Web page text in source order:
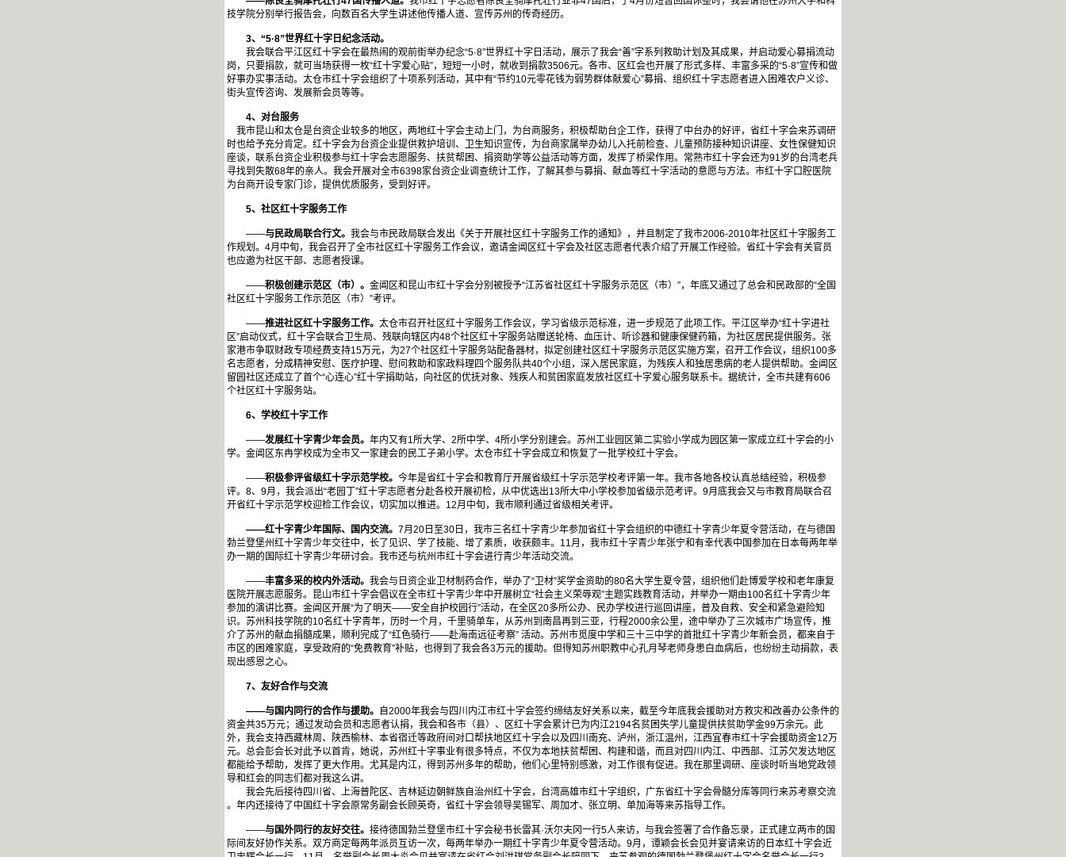
技学院分别举行报告会，向数百名大学生讲述他传播人道、宣传苏州的传奇经历。
3、“5·8”世界红十字日纪念活动。
我会联合平江区红十字会在最热闹的观前街举办纪念“5·8”世界红十字日活动，展示了我会“善”字系列救助计划及其成果，并启动爱心募捐流动
岗，只要捐款，就可当场获得一枚“红十字爱心贴”，短短一小时，就收到捐款3506元。各市、区红会也开展了形式多样、丰富多采的“5·8”宣传和做
好事办实事活动。太仓市红十字会组织了十项系列活动，其中有“节约10元零花钱为弱势群体献爱心”募捐、组织红十字志愿者进入困难农户义诊、
街头宣传咨询、发展新会员等等。
4、对台服务
我市昆山和太仓是台资企业较多的地区，两地红十字会主动上门，为台商服务，积极帮助台企工作，获得了中台办的好评，省红十字会来苏调研
时也给予充分肯定。红十字会为台资企业提供救护培训、卫生知识宣传，为台商家属举办幼儿入托前检查、儿童预防接种知识讲座、女性保健知识
座谈，联系台资企业积极参与红十字会志愿服务、扶贫帮困、捐资助学等公益活动等方面，发挥了桥梁作用。常熟市红十字会还为91岁的台湾老兵
寻找到失散68年的亲人。我会开展对全市6398家台资企业调查统计工作，了解其参与募捐、献血等红十字活动的意愿与方法。市红十字口腔医院
为台商开设专家门诊，提供优质服务，受到好评。
5、社区红十字服务工作
——与民政局联合行文。 我会与市民政局联合发出《关于开展社区红十字服务工作的通知》，并且制定了我市2006-2010年社区红十字服务工
作规划。4月中旬，我会召开了全市社区红十字服务工作会议，邀请金阊区红十字会及社区志愿者代表介绍了开展工作经验。省红十字会有关官员
也应邀为社区干部、志愿者授课。
——积极创建示范区（市）。 金阊区和昆山市红十字会分别被授予“江苏省社区红十字服务示范区（市）”，年底又通过了总会和民政部的“全国
社区红十字服务工作示范区（市）”考评。
——推进社区红十字服务工作。 太仓市召开社区红十字服务工作会议，学习省级示范标准，进一步规范了此项工作。平江区举办“红十字进社
区”启动仪式，红十字会联合卫生局、残联向辖区内48个社区红十字服务站赠送轮椅、血压计、听诊器和健康保健药箱，为社区居民提供服务。张
家港市争取财政专项经费支持15万元，为27个社区红十字服务站配备器材，拟定创建社区红十字服务示范区实施方案，召开工作会议，组织100多
名志愿者，分成精神安慰、医疗护理、慰问救助和家政料理四个服务队共40个小组，深入居民家庭，为残疾人和独居患病的老人提供帮助。金阊区
留园社区还成立了首个“心连心”红十字捐助站，向社区的优抚对象、残疾人和贫困家庭发放社区红十字爱心服务联系卡。据统计，全市共建有606
个社区红十字服务站。
6、学校红十字工作
——发展红十字青少年会员。 年内又有1所大学、2所中学、4所小学分别建会。苏州工业园区第二实验小学成为园区第一家成立红十字会的小
学。金阊区东冉学校成为全市又一家建会的民工子弟小学。太仓市红十字会成立和恢复了一批学校红十字会。
——积极参评省级红十字示范学校。 今年是省红十字会和教育厅开展省级红十字示范学校考评第一年。我市各地各校认真总结经验，积极参
评。8、9月，我会派出“老园丁”红十字志愿者分赴各校开展初检，从中优选出13所大中小学校参加省级示范考评。9月底我会又与市教育局联合召
开省红十字示范学校迎检工作会议，切实加以推进。12月中旬，我市顺利通过省级相关考评。
——红十字青少年国际、国内交流。 7月20日至30日，我市三名红十字青少年参加省红十字会组织的中德红十字青少年夏令营活动，在与德国
勃兰登堡州红十字青少年交往中，长了见识、学了技能、增了素质，收获颇丰。11月，我市红十字青少年张宁和有幸代表中国参加在日本每两年举
办一期的国际红十字青少年研讨会。我市还与杭州市红十字会进行青少年活动交流。
——丰富多采的校内外活动。 我会与日资企业卫材制药合作，举办了“卫材”奖学金资助的80名大学生夏令营，组织他们赴博爱学校和老年康复
医院开展志愿服务。昆山市红十字会倡议在全市红十字青少年中开展树立“社会主义荣辱观”主题实践教育活动，并举办一期由100名红十字青少年
参加的演讲比赛。金阊区开展“为了明天——安全自护校园行”活动，在全区20多所公办、民办学校进行巡回讲座，普及自救、安全和紧急避险知
识。苏州科技学院的10名红十字青年，历时一个月，千里骑单车，从苏州到南昌再到三亚，行程2000余公里，途中举办了三次城市广场宣传，推
介了苏州的献血捐髓成果，顺利完成了“红色骑行——赴海南远征考察” 活动。苏州市觅度中学和三十三中学的首批红十字青少年新会员，都来自于
市区的困难家庭，享受政府的“免费教育”补贴，也得到了我会各3万元的援助。但得知苏州职教中心孔月琴老师身患白血病后，也纷纷主动捐款，表
现出感恩之心。
7、友好合作与交流
——与国内同行的合作与援助。
自2000年我会与四川内江市红十字会签约缔结友好关系以来，截至今年底我会援助对方救灾和改善办公条件的
资金共35万元；通过发动会员和志愿者认捐，我会和各市（县）、区红十字会累计已为内江2194名贫困失学儿童提供扶贫助学金99万余元。此
外，我会支持西藏林周、陕西榆林、本省宿迁等政府间对口帮扶地区红十字会以及四川南充、泸州，浙江温州，江西宜春市红十字会援助资金12万
元。总会彭会长对此予以首肯，她说，苏州红十字事业有很多特点，不仅为本地扶贫帮困、构建和谐，而且对四川内江、中西部、江苏欠发达地区
都能给予帮助，发挥了更大作用。尤其是内江，得到苏州多年的帮助，他们心里特别感激，对工作很有促进。我在那里调研、座谈时听当地党政领
导和红会的同志们都对我这么讲。
我会先后接待四川省、上海普陀区、吉林延边朝鲜族自治州红十字会，台湾高雄市红十字组织，广东省红十字会骨髓分库等同行来苏考察交流
。年内还接待了中国红十字会原常务副会长顾英奇，省红十字会领导吴锡军、周加才、张立明、单加海等来苏指导工作。
——与国外同行的友好交往。 接待德国勃兰登堡市红十字会秘书长雷其·沃尔夫冈一行5人来访，与我会签署了合作备忘录，正式建立两市的国
际间友好协作关系。双方商定每两年派员互访一次，每两年举办一期红十字青少年夏令营活动。9月，谭颖会长会见并宴请来访的日本红十字会近